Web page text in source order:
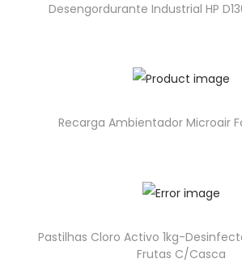
Desengordurante Industrial HP
Recarga Ambientador Microair
Pastilhas Cloro Activo 1kg-
Frutas C/Casca